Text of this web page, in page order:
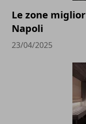
Le zone
Napoli
23/04/2025